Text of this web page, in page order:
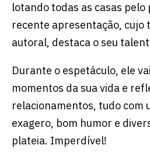
lotando todas as casas pelo
recente apresentação, cujo
autoral, destaca o seu
Durante o espetáculo, ele
momentos da sua vida e
relacionamentos, tudo com
exagero, bom humor e
plateia. Imperdível!